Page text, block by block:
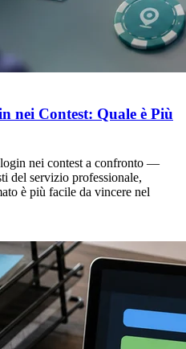
nei Contest: Quale è Più
nei contest a confronto —
del servizio professionale,
è più facile da vincere nel